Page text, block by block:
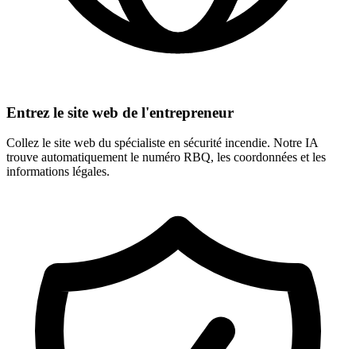
Entrez le site web de l'entrepreneur
Collez le site web du spécialiste en sécurité incendie. Notre IA
trouve automatiquement le numéro RBQ, les coordonnées et les
informations légales.